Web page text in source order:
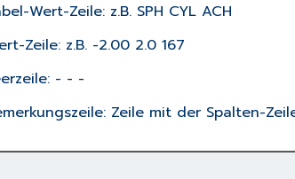
Wert-Zeile: z.B. SPH CYL ACH
Zeile: z.B. -2.00 2.0 167
- - -
Zeile mit der Spalten-